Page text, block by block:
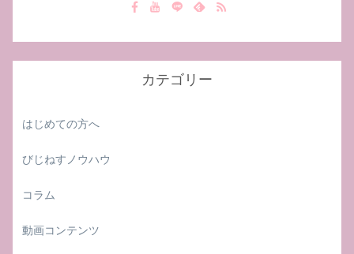
カテゴリー
はじめての方へ
びじねすノウハウ
コラム
動画コンテンツ